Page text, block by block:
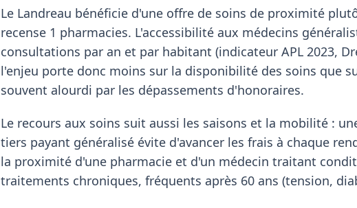
Le Landreau bénéficie d'une offre de soins de proximité
recense 1 pharmacies. L'accessibilité aux médecins
consultations par an et par habitant (indicateur APL 2023,
l'enjeu porte donc moins sur la disponibilité des soins que
souvent alourdi par les dépassements d'honoraires.
Le recours aux soins suit aussi les saisons et la mobilité :
tiers payant généralisé évite d'avancer les frais à chaque
la proximité d'une pharmacie et d'un médecin traitant
traitements chroniques, fréquents après 60 ans (tension,